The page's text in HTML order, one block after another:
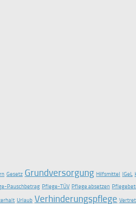
Gesetz Grundversorgung Hilfsmittel IGeL
Pauschbetrag Pflege-TÜV Pflege absetzen
Urlaub Verhinderungspflege